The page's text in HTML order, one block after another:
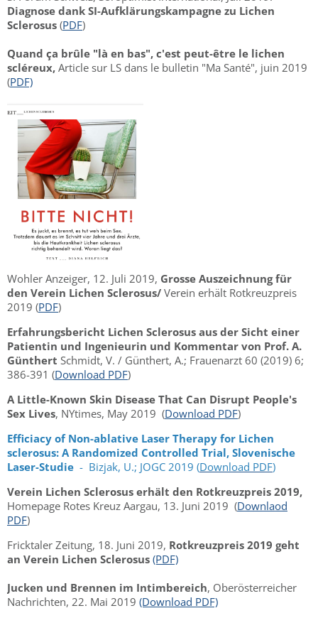
Diagnose dank SI-Aufklärungskampagne zu Lichen
Sclerosus (PDF)
Quand ça brûle "là en bas", c'est peut-être le lichen
scléreux, Article sur LS dans le bulletin "Ma Santé", juin 2019
(PDF)
Wohler Anzeiger, 12. Juli 2019, Grosse Auszeichnung für
den Verein Lichen Sclerosus/ Verein erhält Rotkreuzpreis
2019 (PDF)
Erfahrungsbericht Lichen Sclerosus aus der Sicht einer
Patientin und Ingenieurin und Kommentar von Prof. A.
Günthert Schmidt, V. / Günthert, A.; Frauenarzt 60 (2019) 6;
386-391 (Download PDF)
A Little-Known Skin Disease That Can Disrupt People's
Sex Lives, NYtimes, May 2019 (Download PDF)
Efficiacy of Non-ablative Laser Therapy for Lichen
sclerosus: A Randomized Controlled Trial, Slovenische
Laser-Studie - Bizjak, U.; JOGC 2019 (Download PDF)
Verein Lichen Sclerosus erhält den Rotkreuzpreis 2019,
Homepage Rotes Kreuz Aargau, 13. Juni 2019 (Downlaod
PDF)
Fricktaler Zeitung, 18. Juni 2019, Rotkreuzpreis 2019 geht
an Verein Lichen Sclerosus (PDF)
Jucken und Brennen im Intimbereich, Oberösterreicher
Nachrichten, 22. Mai 2019 (Download PDF)